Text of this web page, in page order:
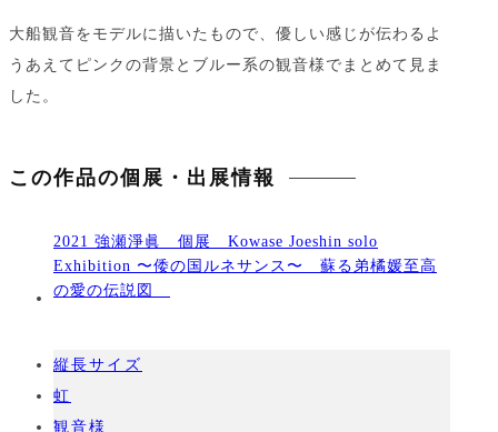
大船観音をモデルに描いたもので、優しい感じが伝わるよ
うあえてピンクの背景とブルー系の観音様でまとめて見ま
した。
この作品の個展・出展情報
2021 強瀬淨眞 個展 Kowase Joeshin solo
Exhibition 〜倭の国ルネサンス〜 蘇る弟橘媛至高
の愛の伝説図
縦長サイズ
虹
観音様